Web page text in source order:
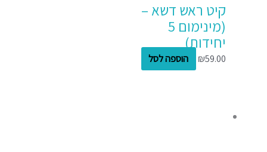
קיט ראש דשא –
(מינימום 5
יחידות)
₪59.00 הוספה לסל